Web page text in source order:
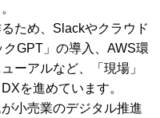
ため、Slackやクラウド
GPT」の導入、AWS環
ーアルなど、「現場」
を進めています。
小売業のデジタル推進